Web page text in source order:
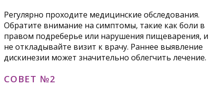
Регулярно проходите медицинские обследования.
Обратите внимание на симптомы, такие как боли в
правом подреберье или нарушения пищеварения, и
не откладывайте визит к врачу. Раннее выявление
дискинезии может значительно облегчить лечение.
СОВЕТ №2